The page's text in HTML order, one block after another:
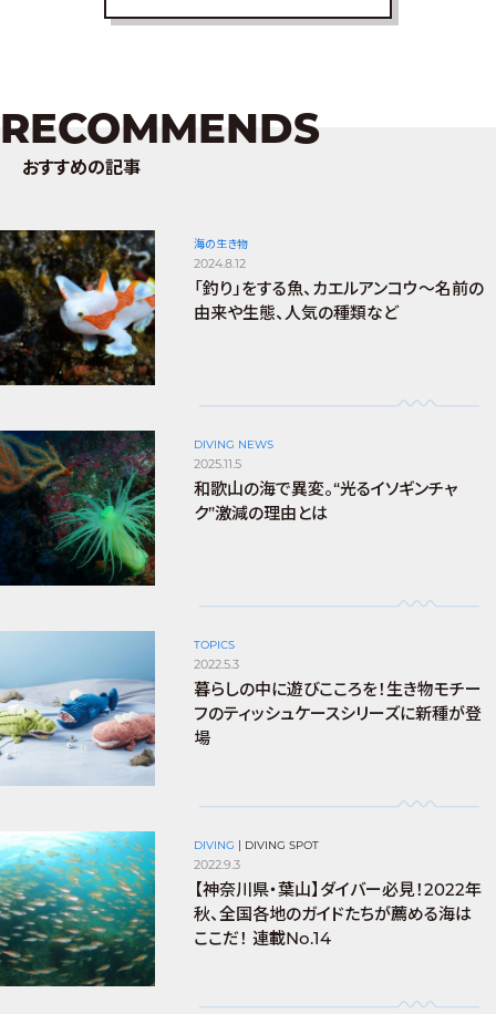
RECOMMENDS
おすすめの記事
海の生き物
2024.8.12
「釣り」をする魚、カエルアンコウ～名前の
由来や生態、人気の種類など
DIVING NEWS
2025.11.5
和歌山の海で異変。“光るイソギンチャ
ク”激減の理由とは
TOPICS
2022.5.3
暮らしの中に遊びこころを！生き物モチー
フのティッシュケースシリーズに新種が登
場
DIVING | DIVING SPOT
2022.9.3
【神奈川県・葉山】ダイバー必見！2022年
秋、全国各地のガイドたちが薦める海は
ここだ！ 連載No.14